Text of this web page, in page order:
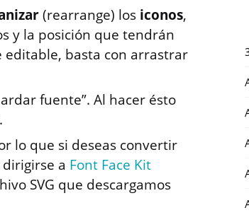
(rearrange) los iconos,
y la posición que tendrán
editable, basta con arrastrar
fuente”. Al hacer ésto
lo que si deseas convertir
a Font Face Kit
SVG que descargamos